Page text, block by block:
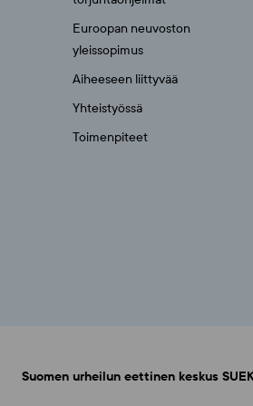
Euroopan neuvoston
yleissopimus
Aiheeseen liittyvää
Yhteistyössä
Toimenpiteet
Suomen urheilun eettinen keskus